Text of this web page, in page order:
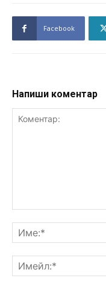
Facebook
Напиши коментар